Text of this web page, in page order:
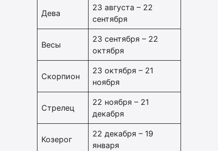
Дева
23 августа – 22
сентября
Весы
23 сентября – 22
октября
Скорпион
23 октября – 21
ноября
Стрелец
22 ноября – 21
декабря
Козерог
22 декабря – 19
января